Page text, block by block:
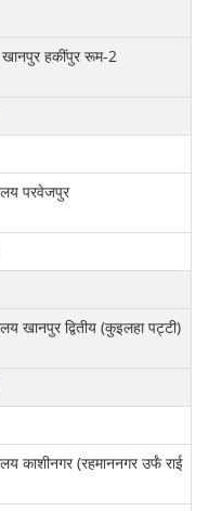
खानपुर हकींपुर रूम-2
परवेजपुर
खानपुर द्वितीय (कुइलहा पट्टी)
काशीनगर (रहमाननगर उर्फं राई